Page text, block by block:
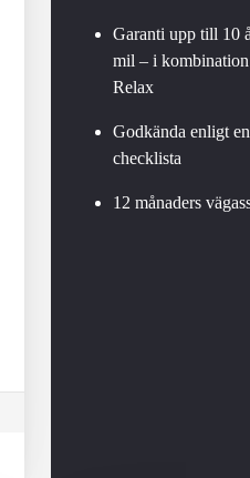
/ OMG LEV! MOMSBIL!
Garanti upp till 10
mil – i
Relax
Godkända enligt
checklista
12 månaders